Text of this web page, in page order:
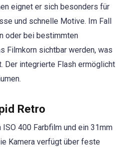
eignet er sich besonders für
und schnelle Motive. Im Fall
oder bei bestimmten
Filmkorn sichtbar werden, was
Der integrierte Flash ermöglicht
Retro
400 Farbfilm und ein 31mm
Kamera verfügt über feste